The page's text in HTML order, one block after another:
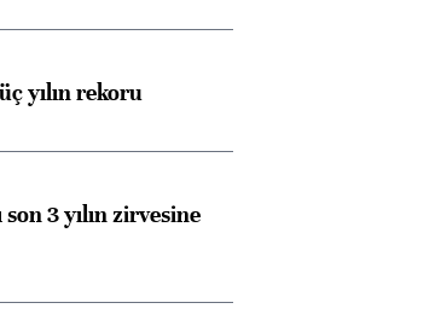
yılın rekoru
3 yılın zirvesine